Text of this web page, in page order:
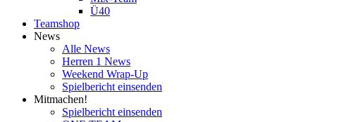
Ü40
Teamshop
News
Alle News
Herren 1 News
Weekend Wrap-Up
Spielbericht einsenden
Mitmachen!
Spielbericht einsenden